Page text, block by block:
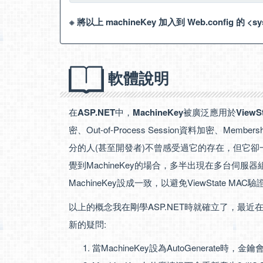
※ 將以上 machineKey 加入到 Web.config 的
軟體說明
在ASP.NET中， MachineKey被廣泛應用於
密、Out-of-Process Session資料加密、
分的人(甚至開發者)不曾感受過它的存在，但它
覺到MachineKey的場合，多半出現在多台伺服
MachineKey設成一致，以避免ViewState MAC驗
以上的概念我在剛學ASP.NET時就確立了，最近
新的疑問:
當MachineKey設為AutoGenerate時，金鑰